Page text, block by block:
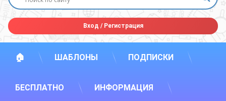
Вход /Регистрация
🏠 ШАБЛОНЫ ПОДПИСКИ
БЕСПЛАТНО ИНФОРМАЦИЯ